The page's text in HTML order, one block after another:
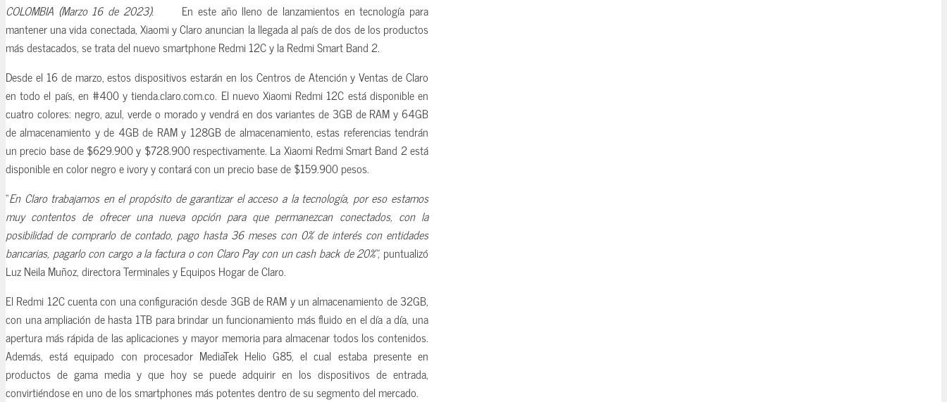
COLOMBIA (Marzo 16 de 2023).
En este año lleno de lanzamientos en tecnología para
mantener una vida conectada, Xiaomi y Claro anuncian la llegada al país de dos de los productos
más destacados, se trata del nuevo smartphone Redmi 12C y la Redmi Smart Band 2.
Desde el 16 de marzo, estos dispositivos estarán en los Centros de Atención y Ventas de Claro
en todo el país, en #400 y tienda.claro.com.co. El nuevo Xiaomi Redmi 12C está disponible en
cuatro colores: negro, azul, verde o morado y vendrá en dos variantes de 3GB de RAM y 64GB
de almacenamiento y de 4GB de RAM y 128GB de almacenamiento, estas referencias tendrán
un precio base de $629.900 y $728.900 respectivamente. La Xiaomi Redmi Smart Band 2 está
disponible en color negro e ivory y contará con un precio base de $159.900 pesos.
“En Claro trabajamos en el propósito de garantizar el acceso a la tecnología, por eso estamos
muy contentos de ofrecer una nueva opción para que permanezcan conectados, con la
posibilidad de comprarlo de contado, pago hasta 36 meses con 0% de interés con entidades
bancarias, pagarlo con cargo a la factura o con Claro Pay con un cash back de 20%”, puntualizó
Luz Neila Muñoz, directora Terminales y Equipos Hogar de Claro.
El Redmi 12C cuenta con una configuración desde 3GB de RAM y un almacenamiento de 32GB,
con una ampliación de hasta 1TB para brindar un funcionamiento más fluido en el día a día, una
apertura más rápida de las aplicaciones y mayor memoria para almacenar todos los contenidos.
Además, está equipado con procesador MediaTek Helio G85, el cual estaba presente en
productos de gama media y que hoy se puede adquirir en los dispositivos de entrada,
convirtiéndose en uno de los smartphones más potentes dentro de su segmento del mercado.